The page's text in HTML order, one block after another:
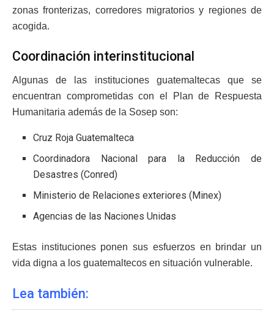
zonas fronterizas, corredores migratorios y regiones de
acogida.
Coordinación interinstitucional
Algunas de las instituciones guatemaltecas que se
encuentran comprometidas con el Plan de Respuesta
Humanitaria además de la Sosep son:
Cruz Roja Guatemalteca
Coordinadora Nacional para la Reducción de
Desastres (Conred)
Ministerio de Relaciones exteriores (Minex)
Agencias de las Naciones Unidas
Estas instituciones ponen sus esfuerzos en brindar un
vida digna a los guatemaltecos en situación vulnerable.
Lea también: